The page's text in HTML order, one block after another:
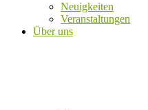
Neuigkeiten
Veranstaltungen
Über uns